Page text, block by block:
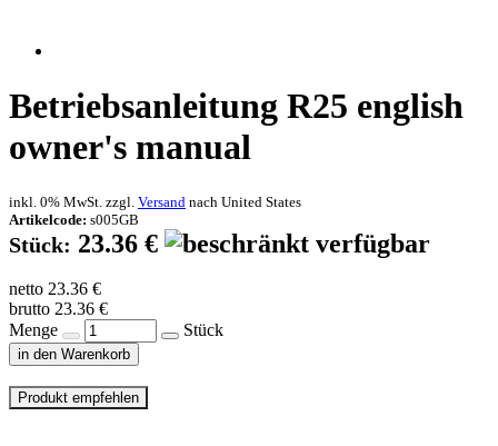
Betriebsanleitung R25 english
owner's manual
inkl. 0% MwSt. zzgl. Versand nach United States
Artikelcode: s005GB
Stück: 23.36 €
netto 23.36 €
brutto 23.36 €
Menge
Stück
in den Warenkorb